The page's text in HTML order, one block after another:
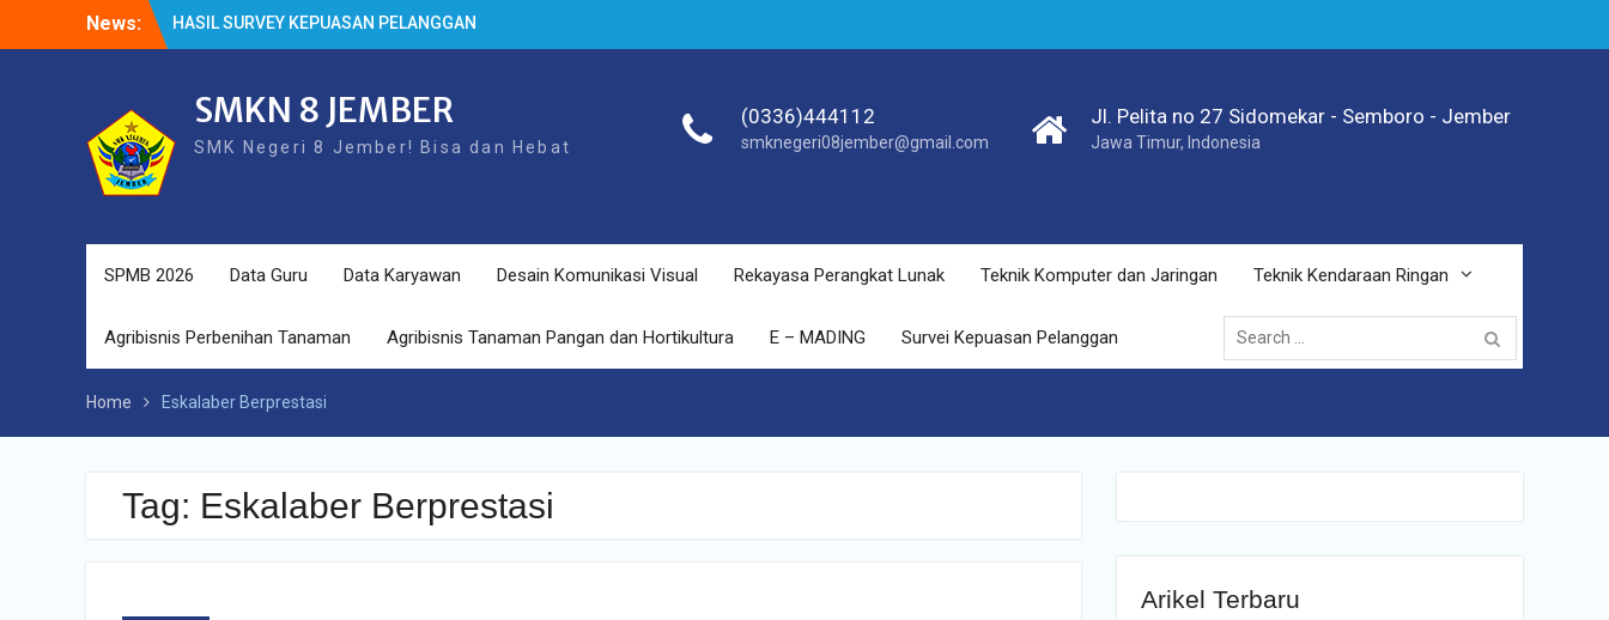
News:
HASIL SURVEY KEPUASAN PELANGGAN
HASIL SPMB PEMENUHAN KUOTA
SMKN 8 JEMBER
SMK Negeri 8 Jember! Bisa dan Hebat
(0336)444112
smknegeri08jember@gmail.com
Jl. Pelita no 27 Sidomekar - Semboro - Jember
Jawa Timur, Indonesia
SPMB 2026 Data Guru Data Karyawan Desain Komunikasi Visual Rekayasa Perangkat Lunak Teknik Komputer dan Jaringan Teknik Kendaraan Ringan
Agribisnis Perbenihan Tanaman Agribisnis Tanaman Pangan dan Hortikultura E – MADING Survei Kepuasan Pelanggan
Search
for:
Home Eskalaber Berprestasi
Tag: Eskalaber Berprestasi
Arikel Terbaru